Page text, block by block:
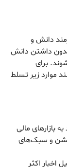
دانش و
داشتن دانش
برای
موارد زیر تسلط
بازارهای مالی
و سبک‌های
اخبار اکثر